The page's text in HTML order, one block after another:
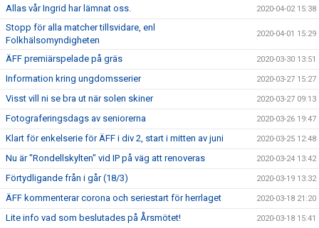
Allas vår Ingrid har lämnat oss. 2020-04-02 15:38
Stopp för alla matcher tillsvidare, enl
Folkhälsomyndigheten
2020-04-01 15:29
ÄFF premiärspelade på gräs 2020-03-30 13:51
Information kring ungdomsserier 2020-03-27 15:27
Visst vill ni se bra ut när solen skiner 2020-03-27 09:13
Fotograferingsdags av seniorerna 2020-03-26 19:47
Klart för enkelserie för ÄFF i div 2, start i mitten av juni 2020-03-25 12:48
Nu är "Rondellskylten" vid IP på väg att renoveras 2020-03-24 13:42
Förtydligande från i går (18/3) 2020-03-19 13:32
ÄFF kommenterar corona och seriestart för herrlaget 2020-03-18 21:20
Lite info vad som beslutades på Årsmötet! 2020-03-18 15:41